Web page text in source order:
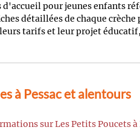
pour jeunes enfants
détaillées de chaque
tarifs et leur projet
à Pessac et alentours
sur Les Petits Poucets à